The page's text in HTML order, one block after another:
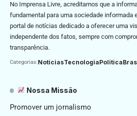
No Imprensa Livre, acreditamos que a
fundamental para uma sociedade informada
portal de notícias dedicado a oferecer uma
independente dos fatos, sempre com
transparência.
Categorias:NoticiasTecnologiaPolitica
Nossa Missão
Promover um jornalismo